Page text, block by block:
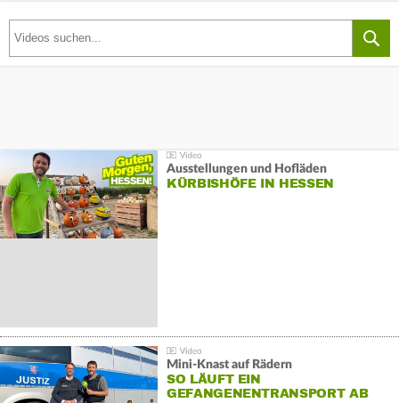
Ausstellungen und Hofläden
KÜRBISHÖFE IN HESSEN
Mini-Knast auf Rädern
SO LÄUFT EIN
GEFANGENENTRANSPORT AB